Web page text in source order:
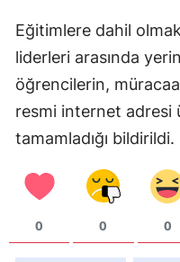
Eğitimlere dahil
liderleri arasında
öğrencilerin,
resmi internet adresi
tamamladığı bildirildi.
0 0 0